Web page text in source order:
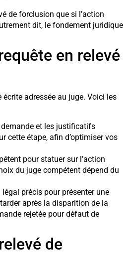
de forclusion que si l’action
dit, le fondement juridique
en relevé
écrite adressée au juge. Voici les
et les justificatifs
cette étape, afin d’optimiser vos
pour statuer sur l’action
du juge compétent dépend du
légal précis pour présenter une
après la disparition de la
rejetée pour défaut de
de